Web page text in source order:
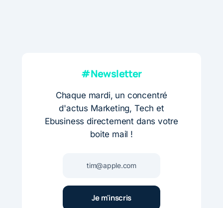
#Newsletter
Chaque mardi, un concentré
d'actus Marketing, Tech et
Ebusiness directement dans votre
boite mail !